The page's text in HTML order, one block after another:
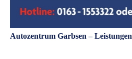
Autozentrum Garbsen – Leistungen